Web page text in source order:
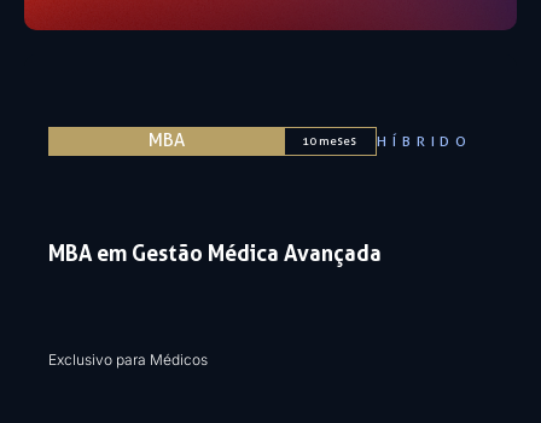
MBA em Gestão Médica Avançada
Exclusivo para Médicos
MBA 10 meses HÍBRIDO